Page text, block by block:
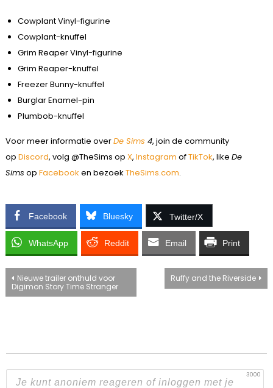
Cowplant Vinyl-figurine
Cowplant-knuffel
Grim Reaper Vinyl-figurine
Grim Reaper-knuffel
Freezer Bunny-knuffel
Burglar Enamel-pin
Plumbob-knuffel
Voor meer informatie overDe Sims 4, join de community
op Discord, volg @TheSims op X, Instagram ofTikTok, like De
Sims op Facebook en bezoek TheSims.com.
Facebook Bluesky Twitter/X
WhatsApp Reddit Email Print
Bericht
Nieuwe trailer onthuld voor
Digimon Story Time Stranger
Ruffy and the Riverside
3000